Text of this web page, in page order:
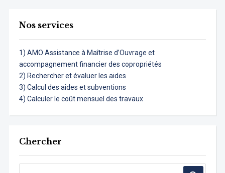
Nos services
1) AMO Assistance à Maîtrise d’Ouvrage et
accompagnement financier des copropriétés
2) Rechercher et évaluer les aides
3) Calcul des aides et subventions
4) Calculer le coût mensuel des travaux
Chercher